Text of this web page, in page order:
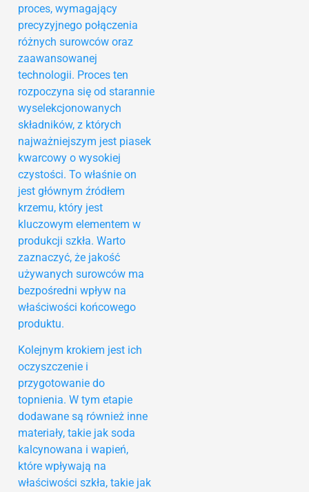
proces, wymagający
precyzyjnego połączenia
różnych surowców oraz
zaawansowanej
technologii. Proces ten
rozpoczyna się od starannie
wyselekcjonowanych
składników, z których
najważniejszym jest piasek
kwarcowy o wysokiej
czystości. To właśnie on
jest głównym źródłem
krzemu, który jest
kluczowym elementem w
produkcji szkła. Warto
zaznaczyć, że jakość
używanych surowców ma
bezpośredni wpływ na
właściwości końcowego
produktu.
Kolejnym krokiem jest ich
oczyszczenie i
przygotowanie do
topnienia. W tym etapie
dodawane są również inne
materiały, takie jak soda
kalcynowana i wapień,
które wpływają na
właściwości szkła, takie jak